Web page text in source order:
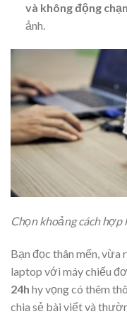
và không động
ảnh.
Chọn khoảng cách
Bạn đọc thân mến, vừa
laptop với máy chiếu
24h hy vọng có thêm
chia sẻ bài viết và